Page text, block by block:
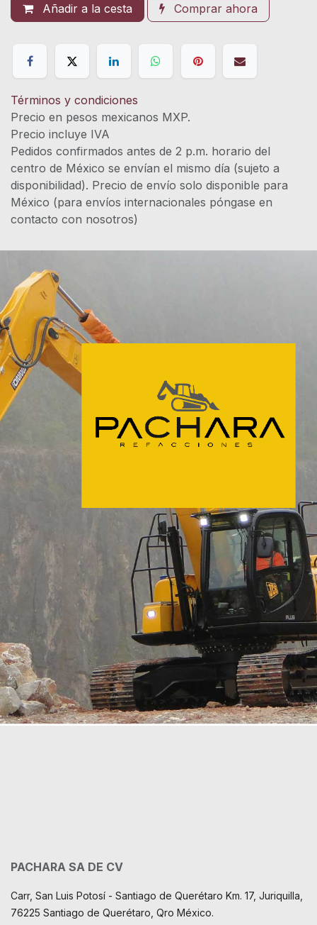
Añadir a la cesta Comprar ahora
Términos y condiciones
Precio en pesos mexicanos MXP.
Precio incluye IVA
Pedidos confirmados antes de 2 p.m. horario del
centro de México se envían el mismo día (sujeto a
disponibilidad). Precio de envío solo disponible para
México (para envíos internacionales póngase en
contacto con nosotros)
PACHARA SA DE CV
Carr, San Luis Potosí - Santiago de Querétaro Km. 17, Juriquilla,
76225 Santiago de Querétaro, Qro México.